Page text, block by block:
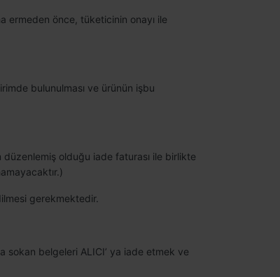
ermeden önce, tüketicinin onayı ile
bulunulması ve ürünün işbu
olduğu iade faturası ile birlikte
gerekmektedir.
sokan belgeleri ALICI’ ya iade etmek ve